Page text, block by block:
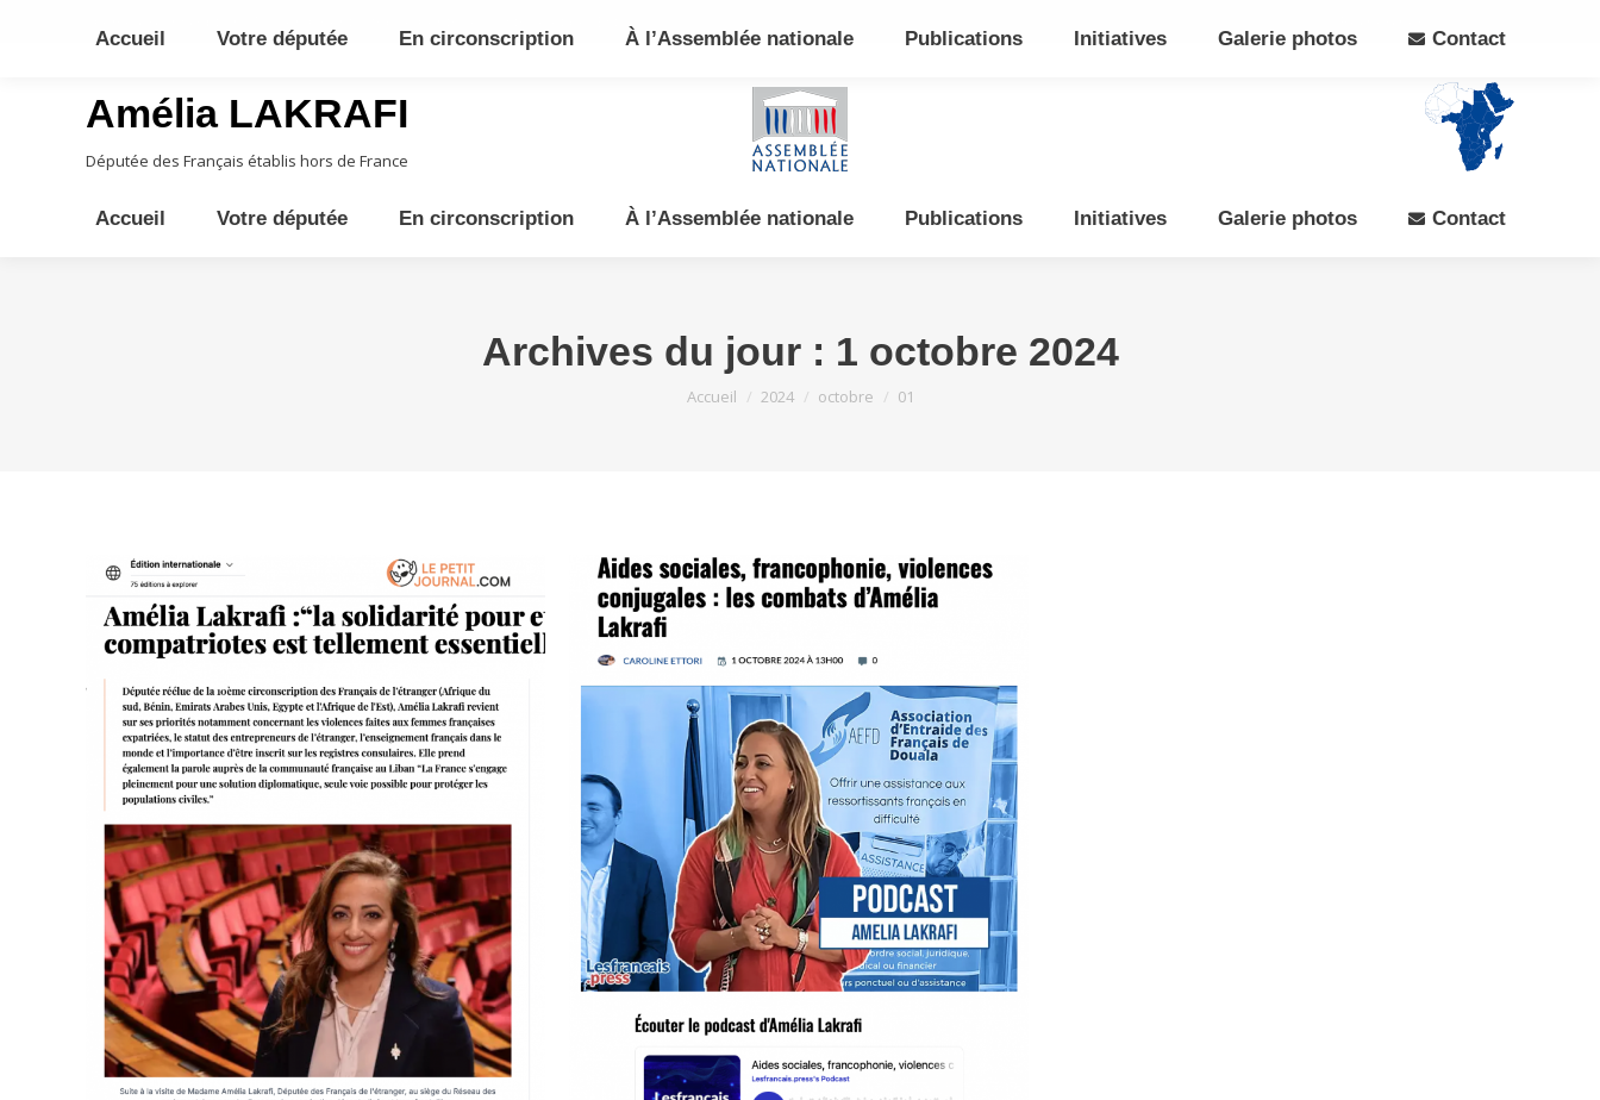
Facebook
opens
in
new
X
opens
in
new
Amélia LAKRAFI
Députée des Français établis hors de France
Accueil Votre députée En circonscription À l’Assemblée nationale Publications Initiatives Galerie photos Contact
Archives du jour : 1 octobre 2024
Vous êtes ici :
Accueil 2024 octobre 01
Accueil Votre députée En circonscription À l’Assemblée nationale Publications Initiatives Galerie photos Contact